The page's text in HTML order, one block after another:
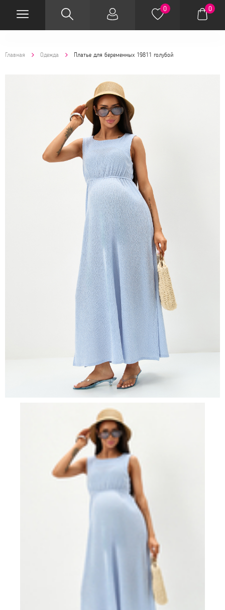
0 0
Главная Одежда Платье для беременных 19811 голубой